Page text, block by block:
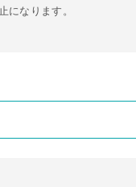
になります。